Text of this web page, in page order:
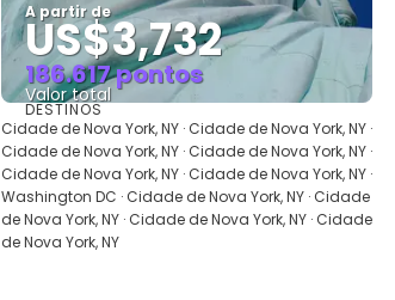
A partir de
US$3,732
186.617 pontos
Valor total
Saiba mais
DESTINOS
Cidade de Nova York, NY · Cidade de Nova York, NY ·
Cidade de Nova York, NY · Cidade de Nova York, NY ·
Cidade de Nova York, NY · Cidade de Nova York, NY ·
Washington DC · Cidade de Nova York, NY · Cidade
de Nova York, NY · Cidade de Nova York, NY · Cidade
de Nova York, NY